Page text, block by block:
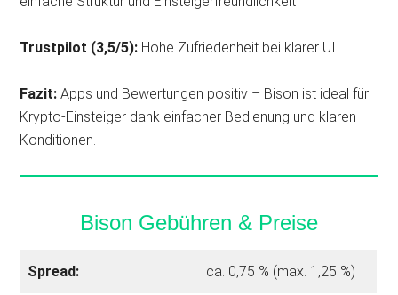
Trustpilot (3,5/5): Hohe Zufriedenheit bei klarer UI
Fazit: Apps und Bewertungen positiv – Bison ist ideal für
Krypto-Einsteiger dank einfacher Bedienung und klaren
Konditionen.
Bison Gebühren & Preise
Spread: ca. 0,75 % (max. 1,25 %)